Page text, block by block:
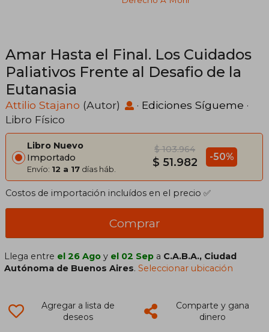
Amar Hasta el Final. Los Cuidados
Paliativos Frente al Desafio de la
Eutanasia
Attilio Stajano (Autor) · Ediciones Sígueme ·
Libro Físico
Libro Nuevo
Importado
Envío: 12 a 17 días háb.
$ 103.964
$ 51.982 -50%
Costos de importación incluídos en el precio ✅
Comprar
Llega entre el 26 Ago y el 02 Sep a C.A.B.A., Ciudad
Autónoma de Buenos Aires.Seleccionar ubicación
Agregar a lista de
deseos
Comparte y gana
dinero